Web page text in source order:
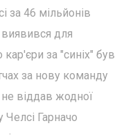
за 46 мільйонів
для
за "синіх" був
за нову команду
віддав жодної
Челсі Гарначо